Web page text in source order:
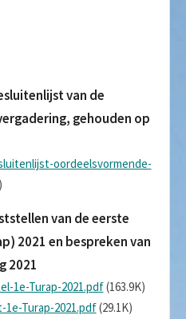
van de
gehouden op
oordeelsvormende-
van de eerste
2021 en bespreken van
2021
1e-Turap-2021.pdf(163.9K)
1e-Turap-2021.pdf(29.1K)